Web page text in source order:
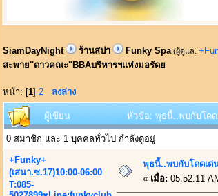
SiamDayNight ร้านสปา Funky Spa (ผู้ดูแล:
สะพาย"ดาวคณะ"BBAบริหารฯแห่งมอรัดย
หน้า: [1] 2 ลงล่าง
ผู้เขียน หัวข้อ: พุธนี้..พบกับโดด
0 สมาชิก และ 1 บุคคลทั่วไป กำลังดูอยู่
+Funky+
(เสนา.ซ.17)10:00-06:00
T:085-
พุธนี้..พบกับโดดเด่
« เมื่อ: 05:52:11